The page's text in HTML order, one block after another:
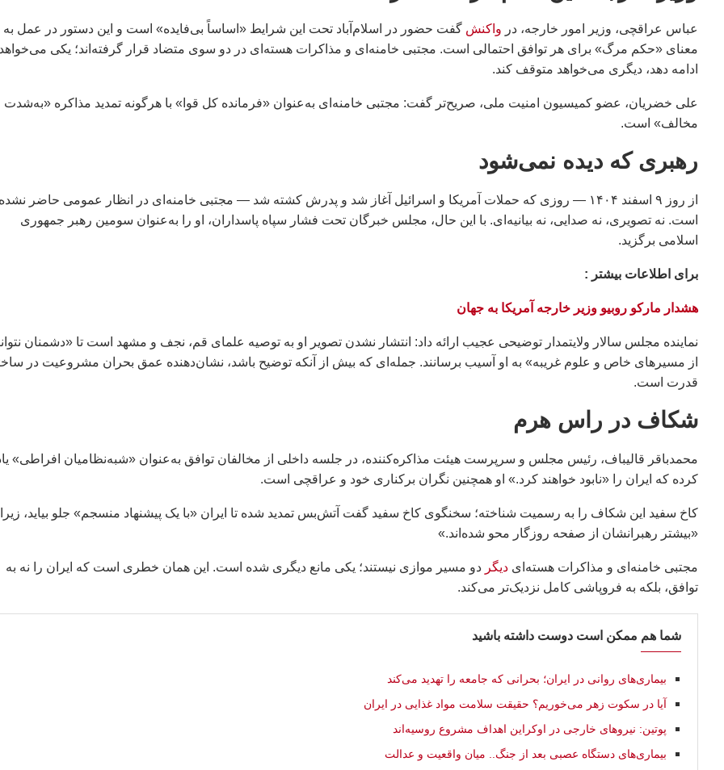
عباس عراقچی، وزیر امور خارجه، در واکنش گفت حضور در اسلام‌آباد تحت این شرایط «اساساً بی‌فایده» است و این دستور در عمل به
معنای «حکم مرگ» برای هر توافق احتمالی است. مجتبی خامنه‌ای و مذاکرات هسته‌ای در دو سوی متضاد قرار گرفته‌اند؛ یکی می‌خواهد
ادامه دهد، دیگری می‌خواهد متوقف کند.
علی خضریان، عضو کمیسیون امنیت ملی، صریح‌تر گفت: مجتبی خامنه‌ای به‌عنوان «فرمانده کل قوا» با هرگونه تمدید مذاکره «به‌شدت
مخالف» است.
رهبری که دیده نمی‌شود
از روز ۹ اسفند ۱۴۰۴ — روزی که حملات آمریکا و اسرائیل آغاز شد و پدرش کشته شد — مجتبی خامنه‌ای در انظار عمومی حاضر نشده
است. نه تصویری، نه صدایی، نه بیانیه‌ای. با این حال، مجلس خبرگان تحت فشار سپاه پاسداران، او را به‌عنوان سومین رهبر جمهوری
اسلامی برگزید.
براى اطلاعات بيشتر :
هشدار ماركو روبیو وزير خارجه آمریکا به جهان
نماینده مجلس سالار ولایتمدار توضیحی عجیب ارائه داد: انتشار نشدن تصویر او به توصیه علمای قم، نجف و مشهد است تا «دشمنان
از مسیرهای خاص و علوم غریبه» به او آسیب برسانند. جمله‌ای که بیش از آنکه توضیح باشد، نشان‌دهنده عمق بحران مشروعیت در
قدرت است.
شکاف در راس هرم
محمدباقر قالیباف، رئیس مجلس و سرپرست هیئت مذاکره‌کننده، در جلسه داخلی از مخالفان توافق به‌عنوان «شبه‌نظامیان افراطی»
کرده که ایران را «نابود خواهند کرد.» او همچنین نگران برکناری خود و عراقچی است.
کاخ سفید این شکاف را به رسمیت شناخته؛ سخنگوی کاخ سفید گفت آتش‌بس تمدید شده تا ایران «با یک پیشنهاد منسجم» جلو بیاید، زیرا
«بیشتر رهبرانشان از صفحه روزگار محو شده‌اند.»
مجتبی خامنه‌ای و مذاکرات هسته‌ای دیگر دو مسیر موازی نیستند؛ یکی مانع دیگری شده است. این همان خطری است که ایران را نه به
توافق، بلکه به فروپاشی کامل نزدیک‌تر می‌کند.
شما هم ممکن است دوست داشته باشید
بیماری‌های روانی در ایران؛ بحرانی که جامعه را تهدید می‌کند
آیا در سکوت زهر می‌خوریم؟ حقیقت سلامت مواد غذایی در ایران
پوتین: نیروهای خارجی در اوکراین اهداف مشروع روسیه‌اند
بیماری‌های دستگاه عصبی بعد از جنگ.. ميان واقعيت و عدالت